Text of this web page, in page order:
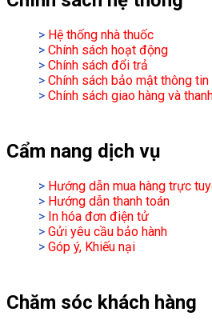
> Hệ thống nhà thuốc
> Chính sách hoạt động
> Chính sách đổi trả
> Chính sách bảo mật thông tin
> Chính sách giao hàng và
Cẩm nang dịch vụ
> Hướng dẫn mua hàng trực
> Hướng dẫn thanh toán
> In hóa đơn điện tử
> Gửi yêu cầu bảo hành
> Góp ý, Khiếu nại
Chăm sóc khách hàng